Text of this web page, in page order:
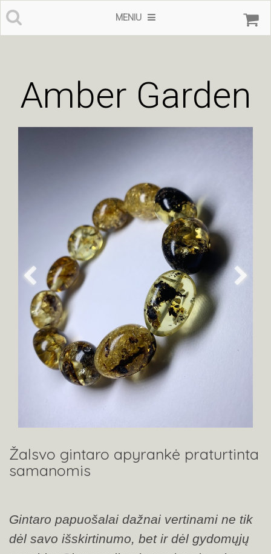
Amber Garden
MENIU
Žalsvo gintaro apyrankė praturtinta
samanomis
Gintaro papuošalai dažnai vertinami ne tik
dėl savo išskirtinumo, bet ir dėl gydomųjų